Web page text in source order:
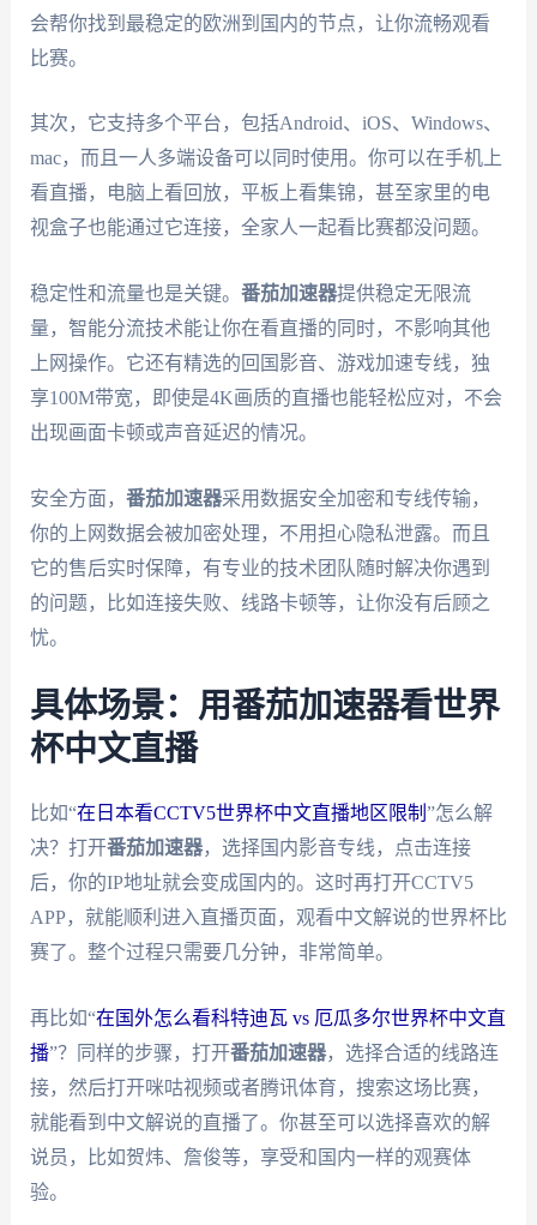
会帮你找到最稳定的欧洲到国内的节点，让你流畅观看
比赛。
其次，它支持多个平台，包括Android、iOS、Windows、
mac，而且一人多端设备可以同时使用。你可以在手机上
看直播，电脑上看回放，平板上看集锦，甚至家里的电
视盒子也能通过它连接，全家人一起看比赛都没问题。
稳定性和流量也是关键。 番茄加速器提供稳定无限流
量，智能分流技术能让你在看直播的同时，不影响其他
上网操作。它还有精选的回国影音、游戏加速专线，独
享100M带宽，即使是4K画质的直播也能轻松应对，不会
出现画面卡顿或声音延迟的情况。
安全方面， 番茄加速器采用数据安全加密和专线传输，
你的上网数据会被加密处理，不用担心隐私泄露。而且
它的售后实时保障，有专业的技术团队随时解决你遇到
的问题，比如连接失败、线路卡顿等，让你没有后顾之
忧。
具体场景：用番茄加速器看世界
杯中文直播
比如“在日本看CCTV5世界杯中文直播地区限制 ”怎么解
决？打开番茄加速器，选择国内影音专线，点击连接
后，你的IP地址就会变成国内的。这时再打开CCTV5
APP，就能顺利进入直播页面，观看中文解说的世界杯比
赛了。整个过程只需要几分钟，非常简单。
再比如“在国外怎么看科特迪瓦 vs 厄瓜多尔世界杯中文直
播”？同样的步骤，打开番茄加速器，选择合适的线路连
接，然后打开咪咕视频或者腾讯体育，搜索这场比赛，
就能看到中文解说的直播了。你甚至可以选择喜欢的解
说员，比如贺炜、詹俊等，享受和国内一样的观赛体
验。